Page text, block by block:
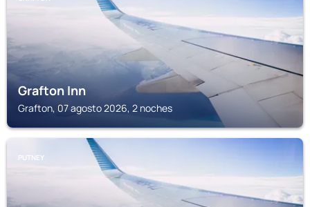
Grafton Inn
Grafton, 07 agosto 2026, 2 noches
PUTNEY